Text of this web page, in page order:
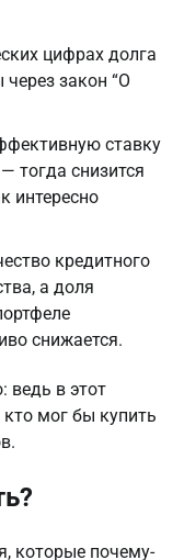
цифрах долга
через закон “О
ставку
тогда снизится
интересно
кредитного
а доля
снижается.
ведь в этот
кто мог бы купить
которые почему-